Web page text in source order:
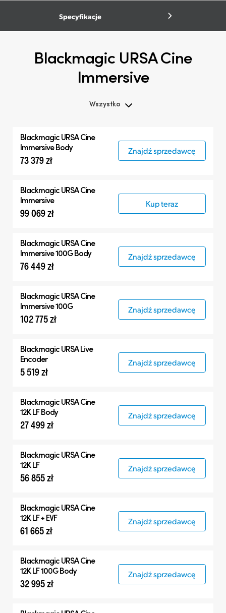
Specyfikacje
Blackmagic URSA Cine
Immersive
Wszystko
Blackmagic URSA Cine
Akcesoria
BlackmagicURSA Cine
Immersive Body
73 379 zł
Znajdź sprzedawcę
BlackmagicURSA Cine
Immersive
99 069 zł
Kup teraz
BlackmagicURSA Cine
Immersive 100G Body
76 449 zł
Znajdź sprzedawcę
BlackmagicURSA Cine
Immersive 100G
102 775 zł
Znajdź sprzedawcę
BlackmagicURSA Live
Encoder
5 519 zł
Znajdź sprzedawcę
BlackmagicURSA Cine
12K LF Body
27 499 zł
Znajdź sprzedawcę
BlackmagicURSA Cine
12K LF
56 855 zł
Znajdź sprzedawcę
BlackmagicURSA Cine
12K LF + EVF
61 665 zł
Znajdź sprzedawcę
BlackmagicURSA Cine
12K LF 100G Body
32 995 zł
Znajdź sprzedawcę